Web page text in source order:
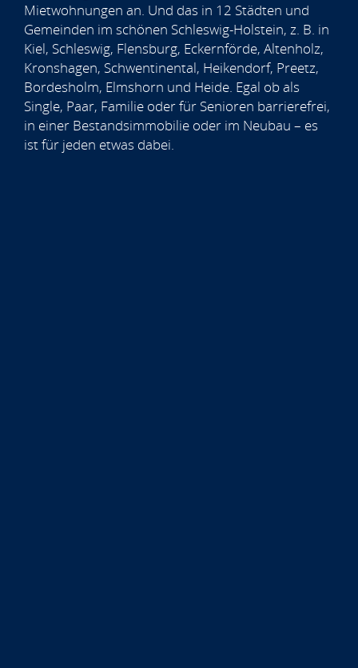
Mietwohnungen an. Und das in 12 Städten und
Gemeinden im schönen Schleswig-Holstein, z. B. in
Kiel, Schleswig, Flensburg, Eckernförde, Altenholz,
Kronshagen, Schwentinental, Heikendorf, Preetz,
Bordesholm, Elmshorn und Heide. Egal ob als
Single, Paar, Familie oder für Senioren barrierefrei,
in einer Bestandsimmobilie oder im Neubau – es
ist für jeden etwas dabei.